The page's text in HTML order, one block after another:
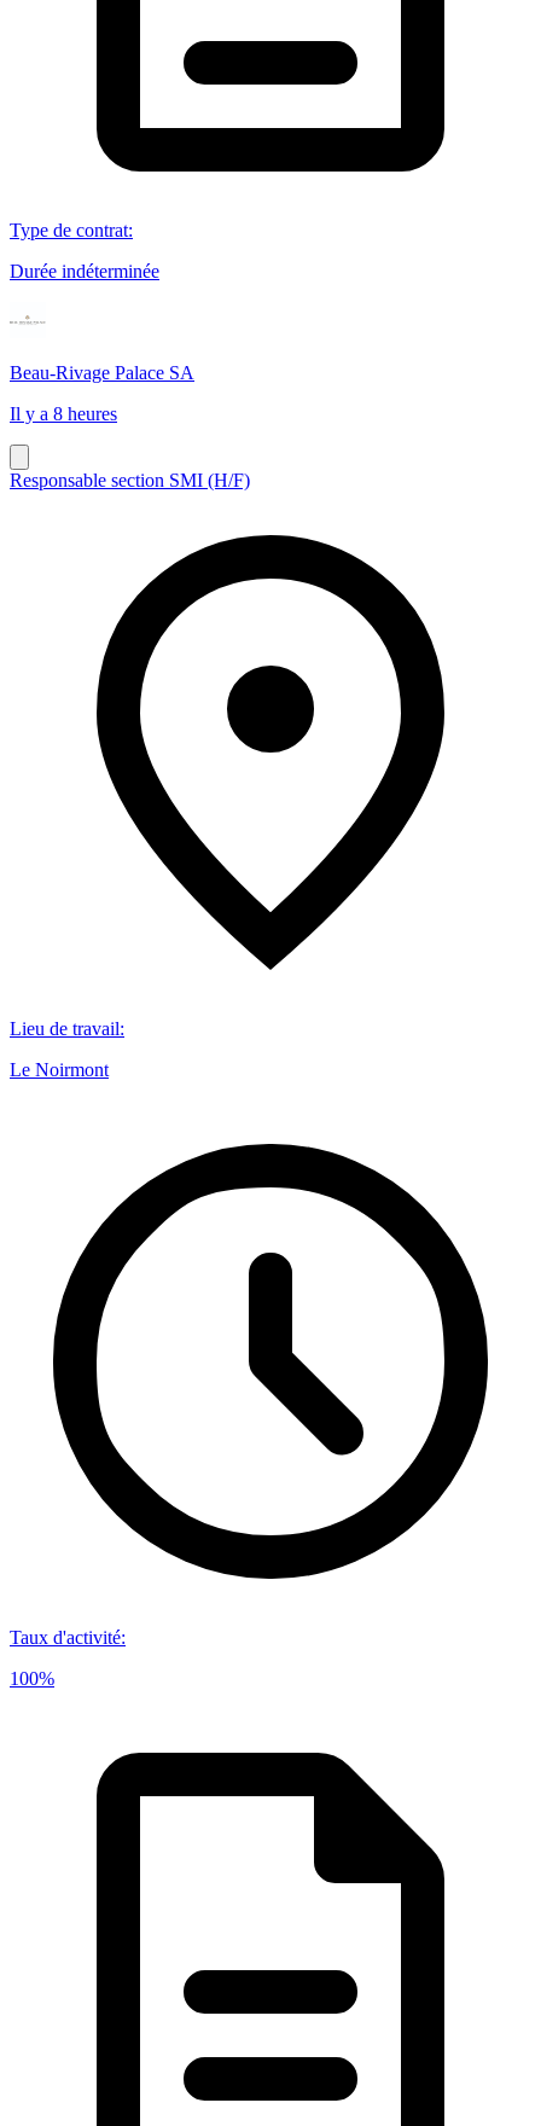
Type de contrat:
Durée indéterminée
Beau-Rivage Palace SA
Il y a 8 heures
Responsable section SMI (H/F)
Lieu de travail:
Le Noirmont
Taux d'activité:
100%